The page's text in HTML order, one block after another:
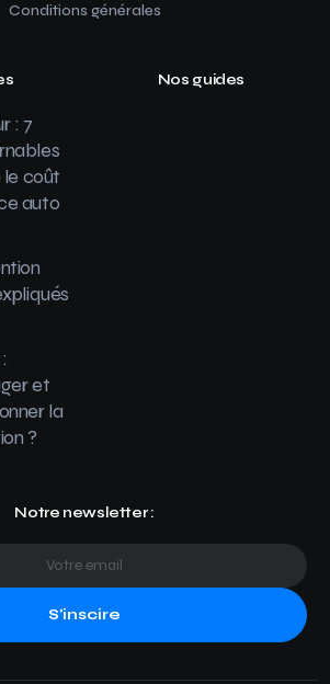
Conditions générales
: 7
le coût
auto
et
la
?
Nos guides
Notre newsletter :
S'inscire